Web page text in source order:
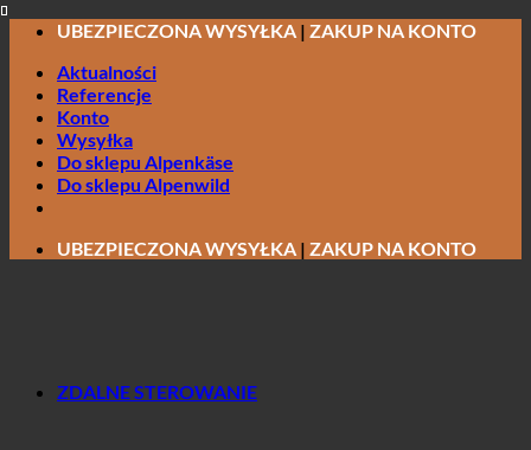
Przewiń
zawartości
UBEZPIECZONA WYSYŁKA | ZAKUP NA KONTO
Aktualności
Referencje
Konto
Wysyłka
Do sklepu Alpenkäse
Do sklepu Alpenwild
UBEZPIECZONA WYSYŁKA | ZAKUP NA KONTO
ZDALNE STEROWANIE